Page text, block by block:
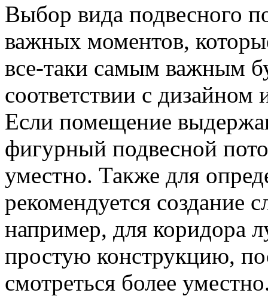
Выбор вида подвесного
важных моментов,
все-таки самым важным
соответствии с
Если помещение
фигурный подвесной
уместно. Также для
рекомендуется создание
например, для коридора
простую конструкцию,
смотреться более